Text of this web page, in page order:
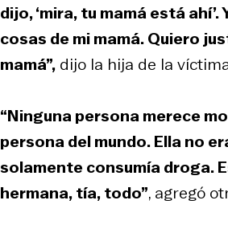
dijo, ‘mira, tu mamá está
cosas de mi mamá. Quiero
mamá”, dijo la hija de la
“Ninguna persona merece
persona del mundo. Ella no
solamente consumía droga.
hermana, tía, todo”, agregó